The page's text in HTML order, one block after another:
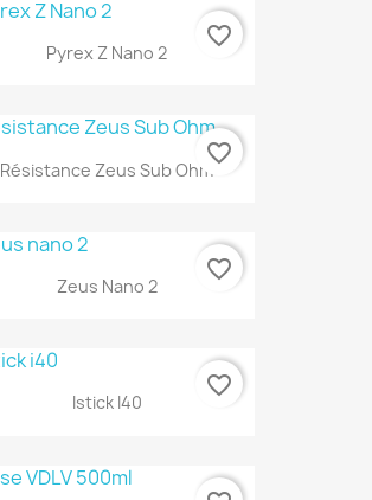
Pyrex Z Nano 2
favorite_border
Résistance Zeus Sub Ohm
favorite_border
Zeus Nano 2
favorite_border
Istick I40
favorite_border